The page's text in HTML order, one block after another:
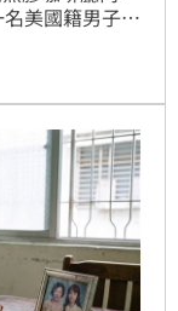
美國籍男子和
，雙方爆發衝